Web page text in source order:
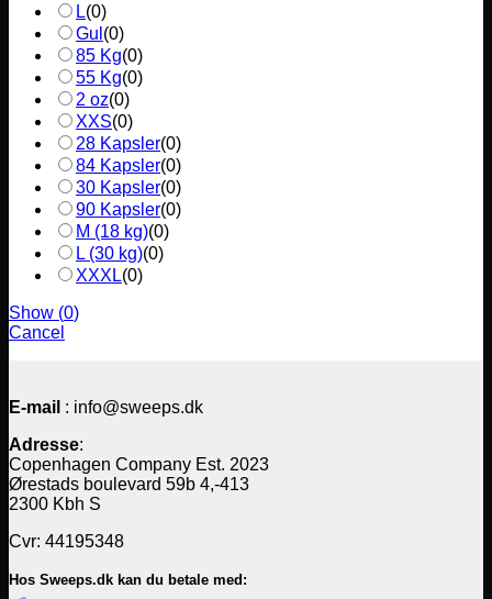
L(0)
Gul (0)
85 Kg(0)
55 Kg(0)
2 oz(0)
XXS(0)
28 Kapsler(0)
84 Kapsler(0)
30 Kapsler(0)
90 Kapsler(0)
M (18 kg)(0)
L (30 kg)(0)
XXXL(0)
Show (0)
Cancel
E-mail : info@sweeps.dk
Adresse:
Copenhagen Company Est. 2023
Ørestads boulevard 59b 4,-413
2300 Kbh S
Cvr: 44195348
Hos Sweeps.dk kan du betale med: